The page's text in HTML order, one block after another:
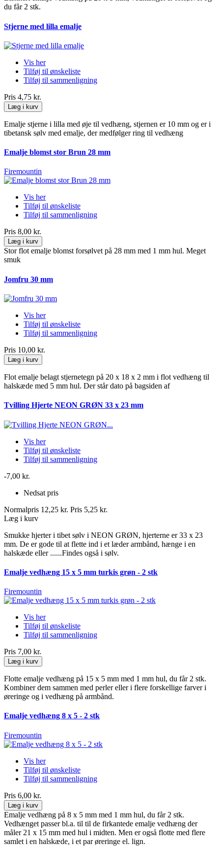
du får 2 stk.
Stjerne med lilla emalje
Vis her
Tilføj til ønskeliste
Tilføj til sammenligning
Pris 4,75 kr.
Læg i kurv
Emalje stjerne i lilla med øje til vedhæng, stjernen er 10 mm og er i
tibetansk sølv med emalje, der medfølger ring til vedhæng
Emalje blomst stor Brun 28 mm
Firemountin
Vis her
Tilføj til ønskeliste
Tilføj til sammenligning
Pris 8,00 kr.
Læg i kurv
Stor flot emalje blomst forsølvet på 28 mm med 1 mm hul. Meget
smuk
Jomfru 30 mm
Vis her
Tilføj til ønskeliste
Tilføj til sammenligning
Pris 10,00 kr.
Læg i kurv
Flot emalje belagt stjernetegn på 20 x 18 x 2 mm i flot vedhæng til
halskæde med 5 mm hul. Der står dato på bagsiden af
Tvilling Hjerte NEON GRØN 33 x 23 mm
Vis her
Tilføj til ønskeliste
Tilføj til sammenligning
-7,00 kr.
Nedsat pris
Normalpris 12,25 kr. Pris 5,25 kr.
Læg i kurv
Smukke hjerter i tibet sølv i NEON GRØN, hjerterne er 33 x 23
mm. De er gode til at flette ind i et læder armbånd, hænge i en
halskæde eller ......Findes også i sølv.
Emalje vedhæng 15 x 5 mm turkis grøn - 2 stk
Firemountin
Vis her
Tilføj til ønskeliste
Tilføj til sammenligning
Pris 7,00 kr.
Læg i kurv
Flotte emalje vedhæng på 15 x 5 mm med 1 mm hul, du får 2 stk.
Kombiner dem sammen med perler eller i flere forskellige farver i
øreringe og i vedhæng på armbånd.
Emalje vedhæng 8 x 5 - 2 stk
Firemountin
Vis her
Tilføj til ønskeliste
Tilføj til sammenligning
Pris 6,00 kr.
Læg i kurv
Emalje vedhæng på 8 x 5 mm med 1 mm hul, du får 2 stk.
Vedhænget passer bl.a. til til de firkantede emalje vedhæng der
måler 21 x 15 mm med hul i midten. Men er også flotte med flere
samlet i en halskæde, i et par øreringe el. lign.